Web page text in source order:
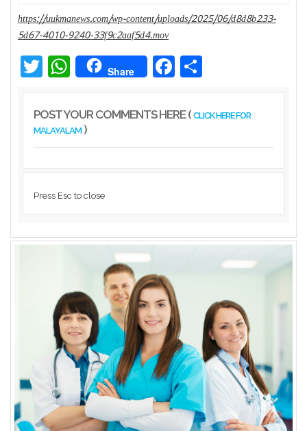
Sports
Classifieds
Gallery
https://uukmanews.com/wp-content/uploads/2025/06/d8d8b233-
5d67-4010-9240-33f9c2aaf5d4.mov
Twitter WhatsAppShare Facebook
POST YOUR COMMENTS HERE ( CLICK HERE FOR
MALAYALAM)
Press Esc to close